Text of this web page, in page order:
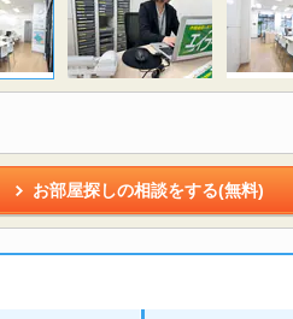
お部屋探しの相談をする(無料)